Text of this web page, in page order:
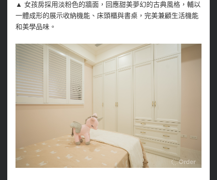
▲ 女孩房採用淡粉色的牆面，回應甜美夢幻的古典風格，輔以
一體成形的展示收納機能、床頭櫃與書桌，完美兼顧生活機能
和美學品味。